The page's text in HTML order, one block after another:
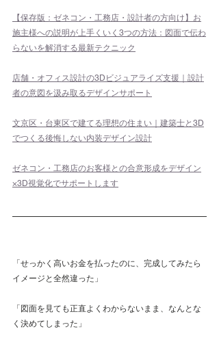
【保存版：ゼネコン・工務店・設計者の方向け】お
施主様への説明が上手くいく3つの方法：図面で伝わ
らないを解消する最新テクニック
店舗・オフィス設計の3Dビジュアライズ支援｜設計
者の意図を汲み取るデザインサポート
文京区・台東区で建てる理想の住まい｜建築士と3D
でつくる後悔しない内装デザイン設計
ゼネコン・工務店のお客様との合意形成をデザイン
×3D視覚化でサポートします
「せっかく高いお金を払ったのに、完成してみたら
イメージと全然違った」
「図面を見ても正直よくわからないまま、なんとな
く決めてしまった」